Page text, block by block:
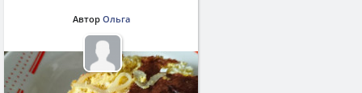
Автор Ольга